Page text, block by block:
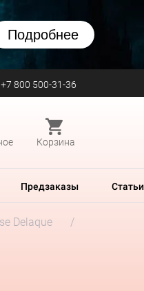
Подробнее
+7 800 500-31-36
Корзина
Предзаказы Статьи
Delaque